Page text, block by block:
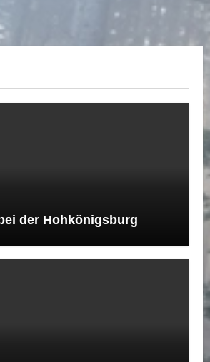
der Hohkönigsburg